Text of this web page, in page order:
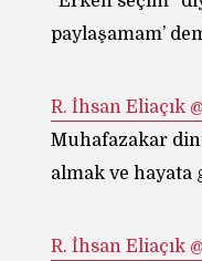
paylaşamam’
Muhafazakar
almak ve